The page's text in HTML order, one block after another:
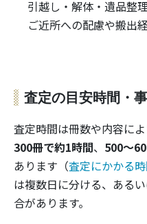
引越し・解体・遺品整
ご近所への配慮や搬出
査定の目安時間・
査定時間は冊数や内容に
300冊で約1時間、 500〜
あります（査定にかかる
は複数日に分ける、ある
合があります。